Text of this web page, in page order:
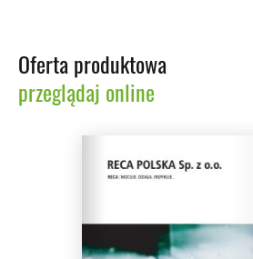
Oferta produktowa
przeglądaj online